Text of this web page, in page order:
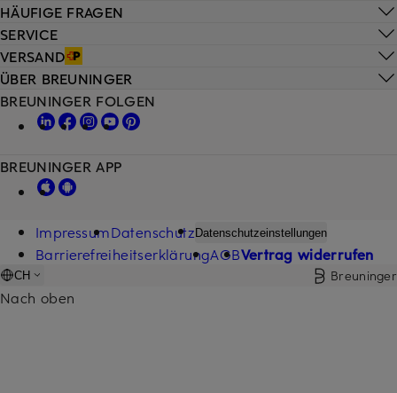
HÄUFIGE FRAGEN
SERVICE
VERSAND
ÜBER BREUNINGER
BREUNINGER FOLGEN
BREUNINGER APP
ImpressumDatenschutzDatenschutzeinstellungen
BarrierefreiheitserklärungAGBVertrag widerrufen
CH Breuninger
Nach oben